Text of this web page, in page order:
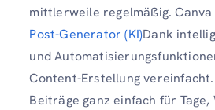
mittlerweile regelmäßig. Canva
Post-Generator (KI)Dank
und
Content-Erstellung
Beiträge ganz einfach für Tage,